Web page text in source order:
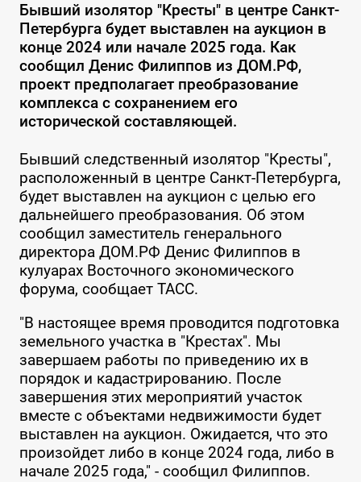
Бывший изолятор "Кресты" в центре Санкт-
Петербурга будет выставлен на аукцион в
конце 2024 или начале 2025 года. Как
сообщил Денис Филиппов из ДОМ.РФ,
проект предполагает преобразование
комплекса с сохранением его
исторической составляющей.
Бывший следственный изолятор "Кресты",
расположенный в центре Санкт-Петербурга,
будет выставлен на аукцион с целью его
дальнейшего преобразования. Об этом
сообщил заместитель генерального
директора ДОМ.РФ Денис Филиппов в
кулуарах Восточного экономического
форума, сообщает ТАСС.
"В настоящее время проводится подготовка
земельного участка в "Крестах". Мы
завершаем работы по приведению их в
порядок и кадастрированию. После
завершения этих мероприятий участок
вместе с объектами недвижимости будет
выставлен на аукцион. Ожидается, что это
произойдет либо в конце 2024 года, либо в
начале 2025 года," - сообщил Филиппов.